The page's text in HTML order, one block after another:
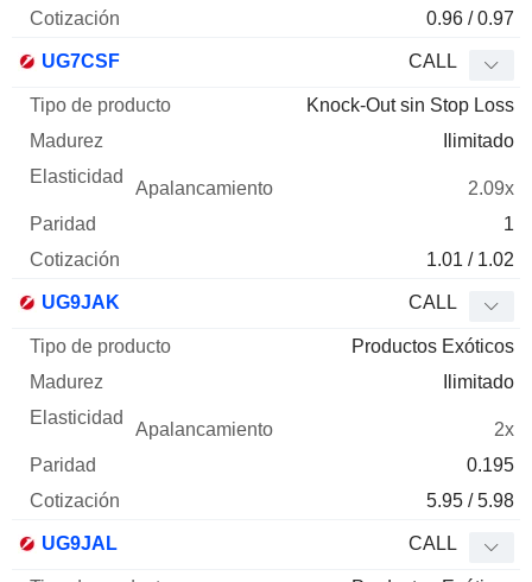
0.96 / 0.97
UG7CSF CALL
Knock-Out sin Stop Loss
Ilimitado
2.09x
1
1.01 / 1.02
UG9JAK CALL
Productos Exóticos
Ilimitado
2x
0.195
5.95 / 5.98
UG9JAL CALL